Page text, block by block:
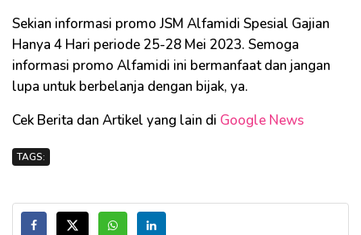
Sekian informasi promo JSM Alfamidi Spesial Gajian
Hanya 4 Hari periode 25-28 Mei 2023. Semoga
informasi promo Alfamidi ini bermanfaat dan jangan
lupa untuk berbelanja dengan bijak, ya.
Cek Berita dan Artikel yang lain di Google News
TAGS: